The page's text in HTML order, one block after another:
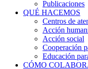
Publicaciones
QUÉ HACEMOS
Centros de
Acción
Acción social
Cooperación
Educación
CÓMO